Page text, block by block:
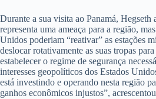
Durante a sua visita ao Panamá,
representa uma ameaça para a região,
Unidos poderiam “reativar” as estações
deslocar rotativamente as suas tropas
estabelecer o regime de segurança
interesses geopolíticos dos Estados
está investindo e operando nesta região
ganhos econômicos injustos”,